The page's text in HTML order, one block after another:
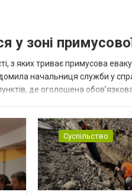
у зоні
з яких триває примусова
начальниця служби у
де оголошена
Суспільство